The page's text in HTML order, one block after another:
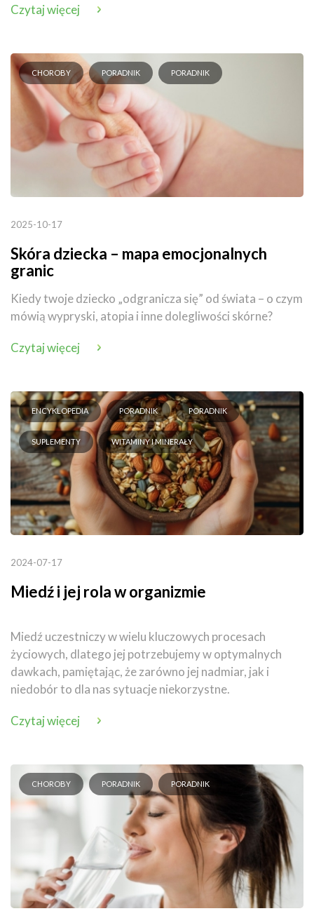
Czytaj więcej
CHOROBY PORADNIK PORADNIK
2025-10-17
Skóra dziecka – mapa emocjonalnych
granic
Kiedy twoje dziecko „odgranicza się” od świata – o czym
mówią wypryski, atopia i inne dolegliwości skórne?
Czytaj więcej
ENCYKLOPEDIA PORADNIK PORADNIK
SUPLEMENTY WITAMINY I MINERAŁY
2024-07-17
Miedź i jej rola w organizmie
Miedź uczestniczy w wielu kluczowych procesach
życiowych, dlatego jej potrzebujemy w optymalnych
dawkach, pamiętając, że zarówno jej nadmiar, jak i
niedobór to dla nas sytuacje niekorzystne.
Czytaj więcej
CHOROBY PORADNIK PORADNIK